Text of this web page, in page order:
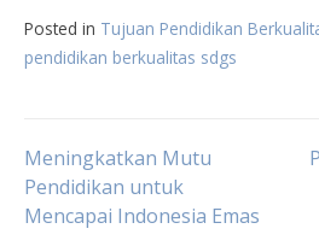
Posted in Tujuan Pendidikan
pendidikan berkualitas sdgs
Post
navigation
Meningkatkan Mutu
Pendidikan untuk
Mencapai Indonesia Emas